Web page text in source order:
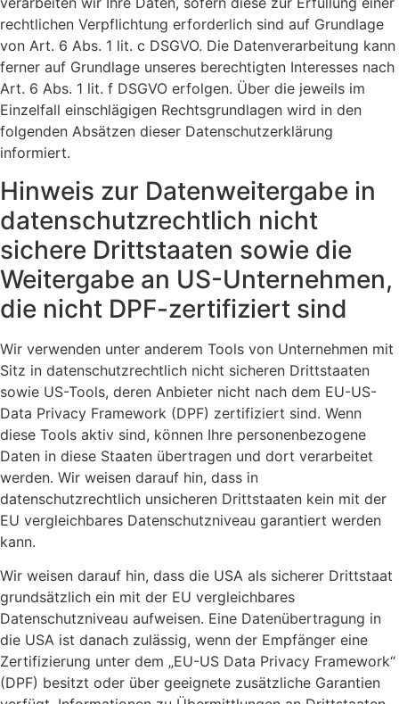
rechtlichen Verpflichtung erforderlich sind auf Grundlage
von Art. 6 Abs. 1 lit. c DSGVO. Die Datenverarbeitung kann
ferner auf Grundlage unseres berechtigten Interesses nach
Art. 6 Abs. 1 lit. f DSGVO erfolgen. Über die jeweils im
Einzelfall einschlägigen Rechtsgrundlagen wird in den
folgenden Absätzen dieser Datenschutzerklärung
informiert.
Hinweis zur Datenweitergabe in
datenschutzrechtlich nicht
sichere Drittstaaten sowie die
Weitergabe an US-Unternehmen,
die nicht DPF-zertifiziert sind
Wir verwenden unter anderem Tools von Unternehmen mit
Sitz in datenschutzrechtlich nicht sicheren Drittstaaten
sowie US-Tools, deren Anbieter nicht nach dem EU-US-
Data Privacy Framework (DPF) zertifiziert sind. Wenn
diese Tools aktiv sind, können Ihre personenbezogene
Daten in diese Staaten übertragen und dort verarbeitet
werden. Wir weisen darauf hin, dass in
datenschutzrechtlich unsicheren Drittstaaten kein mit der
EU vergleichbares Datenschutzniveau garantiert werden
kann.
Wir weisen darauf hin, dass die USA als sicherer Drittstaat
grundsätzlich ein mit der EU vergleichbares
Datenschutzniveau aufweisen. Eine Datenübertragung in
die USA ist danach zulässig, wenn der Empfänger eine
Zertifizierung unter dem „EU-US Data Privacy Framework“
(DPF) besitzt oder über geeignete zusätzliche Garantien